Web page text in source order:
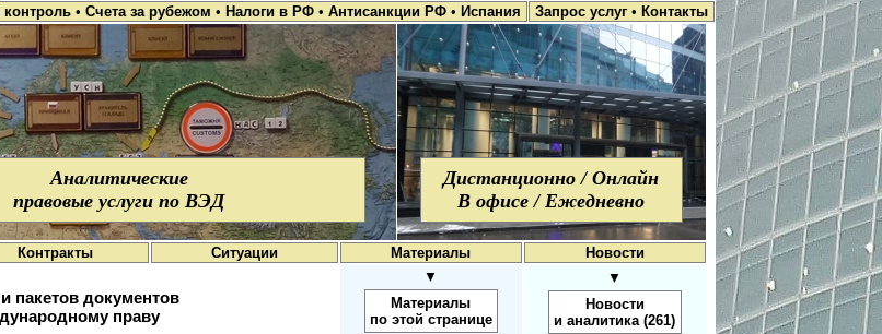
• Счета за рубежом • Налоги в РФ • Антисанкции РФ • Испания Запрос услуг • Контакты
Аналитические
правовые услуги по ВЭД
Дистанционно / Онлайн
В офисе / Ежедневно
Контракты Ситуации Материалы Новости
пакетов документов
праву
▼
Материалы
по этой странице
▼
Новости
и аналитика (261)